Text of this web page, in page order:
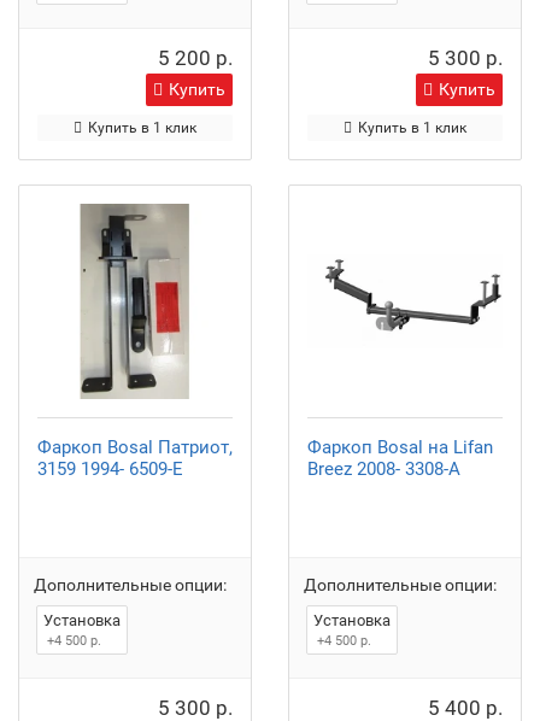
5 200 р.
Купить
Купить в 1 клик
5 300 р.
Купить
Купить в 1 клик
Фаркоп Bosal Патриот,
3159 1994- 6509-E
Дополнительные опции:
Установка
+4 500 р.
5 300 р.
Фаркоп Bosal на Lifan
Breez 2008- 3308-A
Дополнительные опции:
Установка
+4 500 р.
5 400 р.